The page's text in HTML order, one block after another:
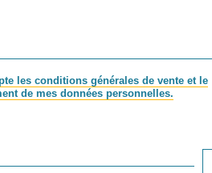
les conditions générales de vente et le
de mes données personnelles.